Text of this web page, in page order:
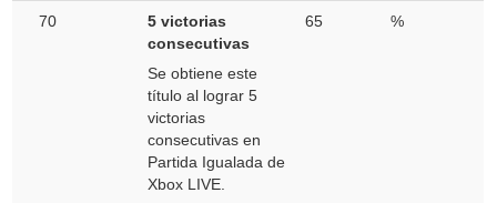
70
5 victorias
consecutivas
Se obtiene este
título al lograr 5
victorias
consecutivas en
Partida Igualada de
Xbox LIVE.
65 %